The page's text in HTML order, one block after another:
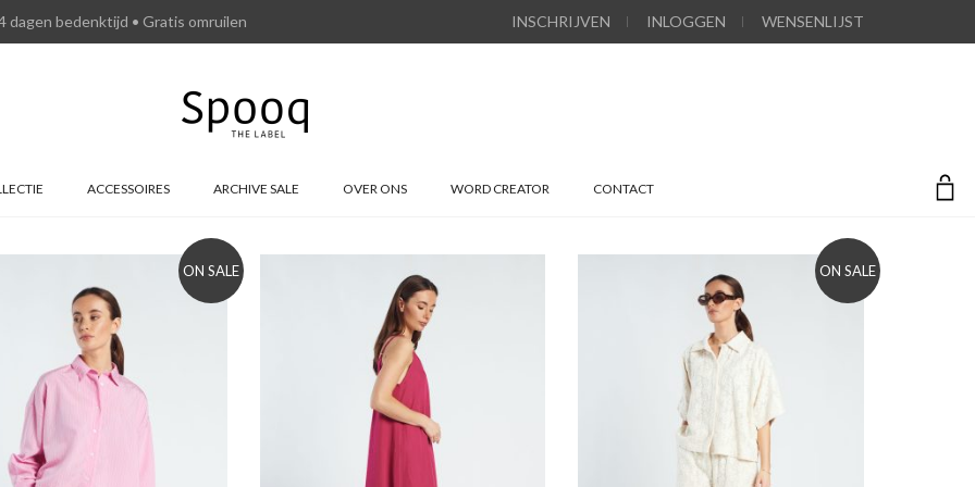
dagen bedenktijd • Gratis omruilen INSCHRIJVEN INLOGGEN WENSENLIJST
ACCESSOIRES ARCHIVE SALE OVER ONS WORD CREATOR CONTACT
ON SALE
Add to wishlist
ON SALE